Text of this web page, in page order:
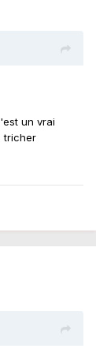
un vrai
tricher